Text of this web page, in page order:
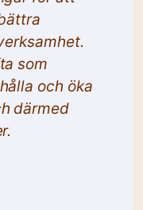
som
och öka
därmed